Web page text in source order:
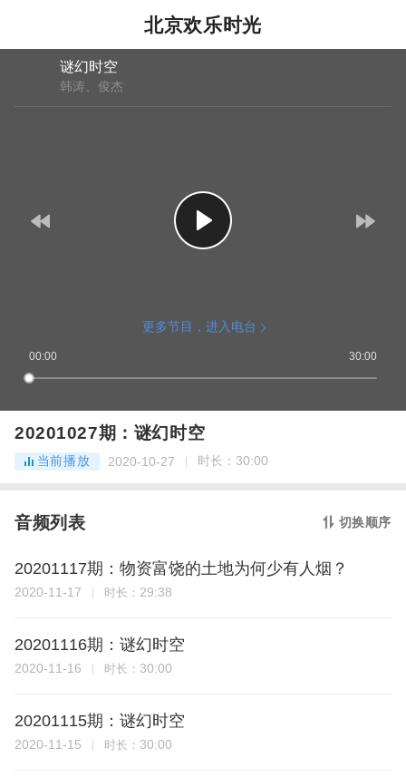
北京欢乐时光
谜幻时空
韩涛、俊杰
更多节目，进入电台
00:00 30:00
20201027期：谜幻时空
当前播放 2020-10-27 时长： 30:00
音频列表 切换顺序
20201117期：物资富饶的土地为何少有人烟？
2020-11-17 时长： 29:38
20201116期：谜幻时空
2020-11-16 时长： 30:00
20201115期：谜幻时空
2020-11-15 时长： 30:00